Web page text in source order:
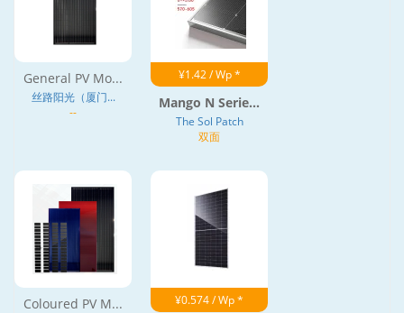
General PV Mo...
丝路阳光（厦门...
--
¥1.42 / Wp *
Mango N Serie...
The Sol Patch
双面
Coloured PV M... ¥0.574 / Wp *